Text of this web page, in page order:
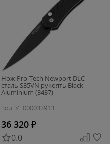
Нож Pro-Tech Newport DLC
сталь S35VN рукоять Black
Aluminium (3437)
Код: УТ000033913
36 320 ₽
0.0